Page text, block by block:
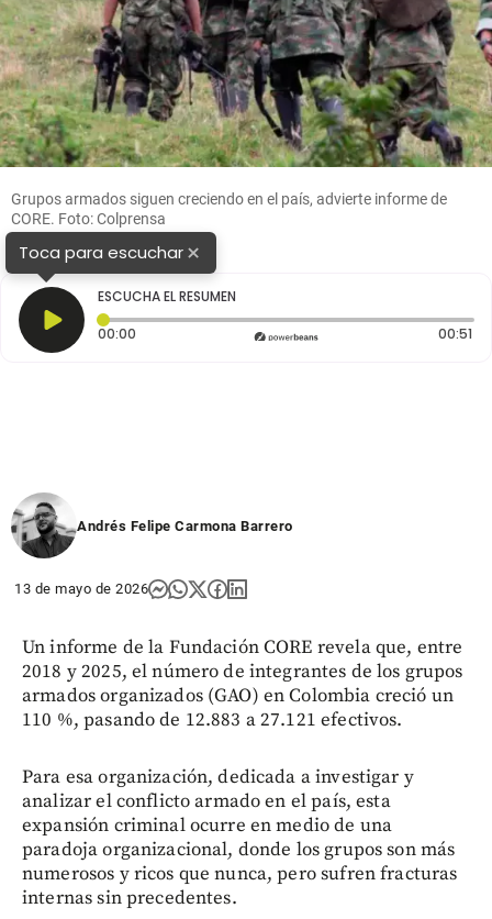
Grupos armados siguen creciendo en el país, advierte informe de
CORE. Foto: Colprensa
Toca para escuchar×
ESCUCHA EL RESUMEN
00:00 Tiempo transcurrido: 0 segundos 00:51
Andrés Felipe Carmona Barrero
13 de mayo de 2026
Un informe de la Fundación CORE revela que, entre
2018 y 2025, el número de integrantes de los grupos
armados organizados (GAO) en Colombia creció un
110 %, pasando de 12.883 a 27.121 efectivos.
Para esa organización, dedicada a investigar y
analizar el conflicto armado en el país, esta
expansión criminal ocurre en medio de una
paradoja organizacional, donde los grupos son más
numerosos y ricos que nunca, pero sufren fracturas
internas sin precedentes.